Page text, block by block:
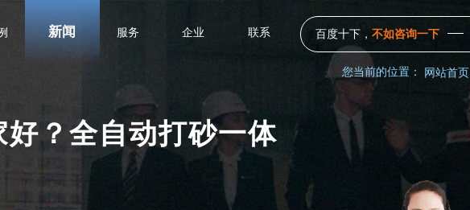
新闻 服务 企业 联系 百度十下， 不如咨询一下
您当前的位置： 网站首页
？全自动打砂一体